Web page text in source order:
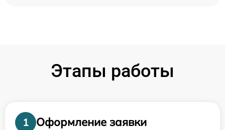
Этапы работы
1
Оформление заявки